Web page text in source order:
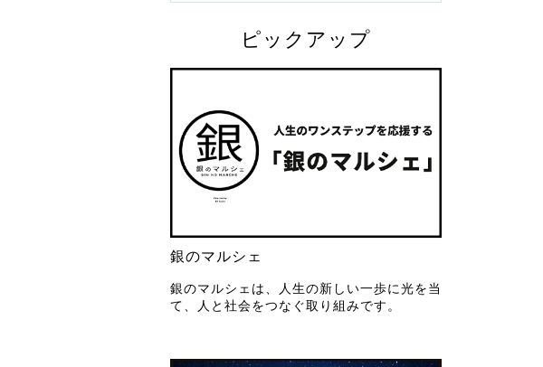
ピックアップ
銀のマルシェ
銀のマルシェは、人生の新しい一歩に光を当
て、人と社会をつなぐ取り組みです。